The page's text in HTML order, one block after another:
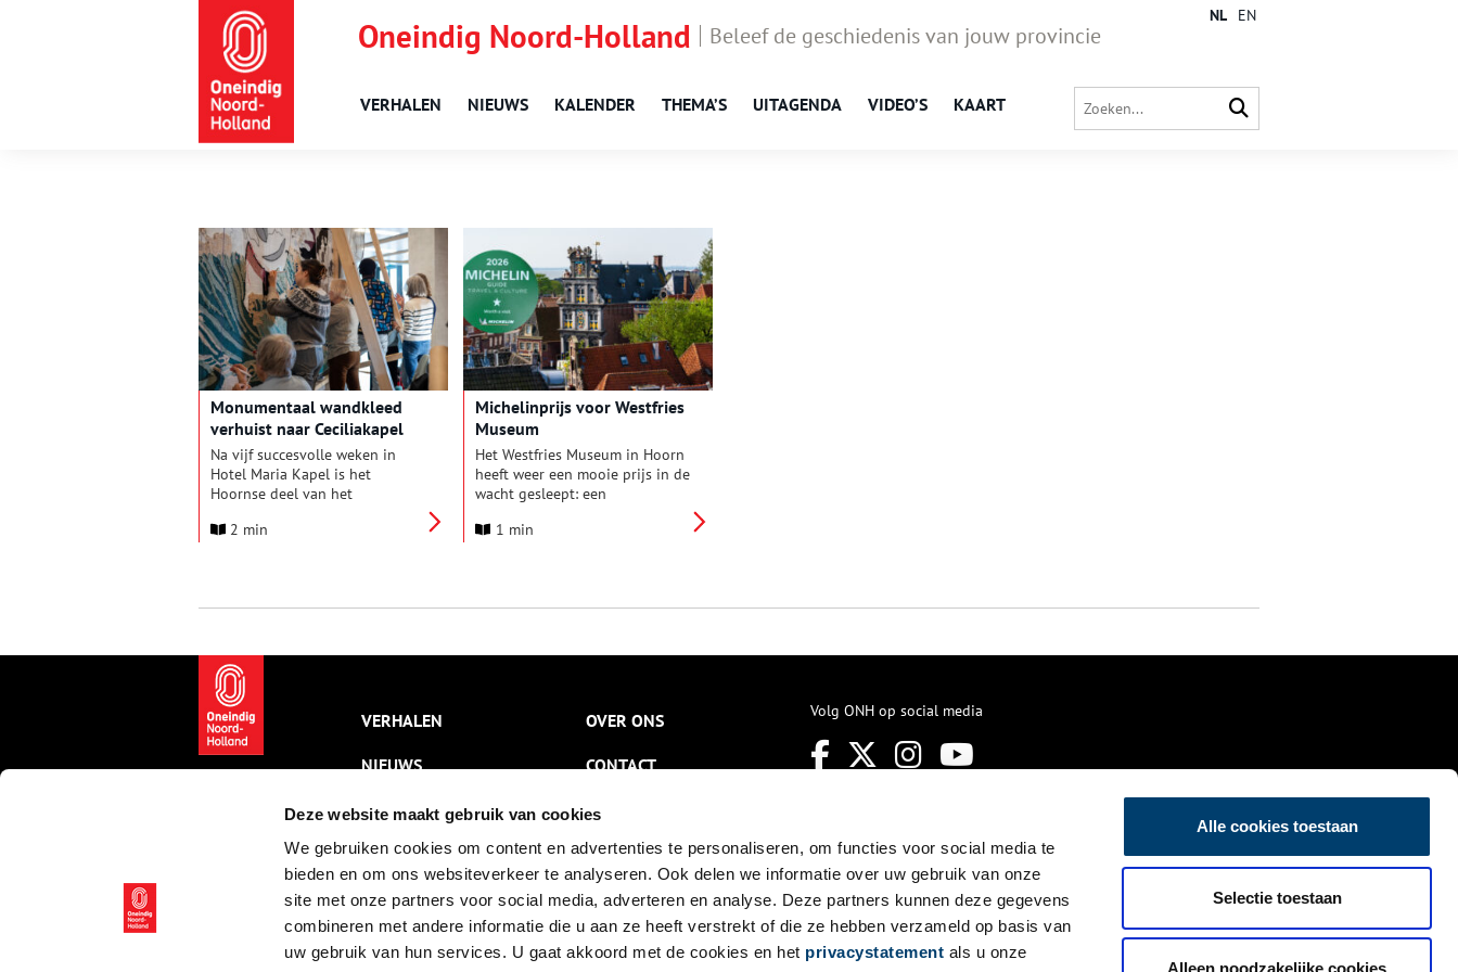
Deze website maakt gebruik van cookies
We gebruiken cookies om content en advertenties te personaliseren, om functies voor social media te
bieden en om ons websiteverkeer te analyseren. Ook delen we informatie over uw gebruik van onze
site met onze partners voor social media, adverteren en analyse. Deze partners kunnen deze gegevens
combineren met andere informatie die u aan ze heeft verstrekt of die ze hebben verzameld op basis van
uw gebruik van hun services. U gaat akkoord met de cookies en het privacystatement als u onze
Alle cookies toestaan
Selectie toestaan
Alleen noodzakelijke cookies
Oneindig Noord-Holland Beleef de geschiedenis van jouw provincie
VERHALEN NIEUWS KALENDER THEMA’S UITAGENDA VIDEO’S KAART
NL EN
Monumentaal wandkleed
verhuist naar Ceciliakapel
Na vijf succesvolle weken in
Hotel Maria Kapel is het
Hoornse deel van het
Nederlandse Slavernijverleden’
Museum. Vanaf donderdag 23
wandkleed tijdens de open
middagen.
2 min
Michelinprijs voor Westfries
Museum
Het Westfries Museum in Hoorn
heeft weer een mooie prijs in de
wacht gesleept: een
bezienswaardigheid.
1 min
VERHALEN
NIEUWS
KALENDER
THEMA’S
ACTIVITEITEN
VIDEO’S
OVER ONS
CONTACT
NIEUWSBRIEF
DISCLAIMER
PRIVACY
TOEGANKELIJKHEID
Volg ONH op social media